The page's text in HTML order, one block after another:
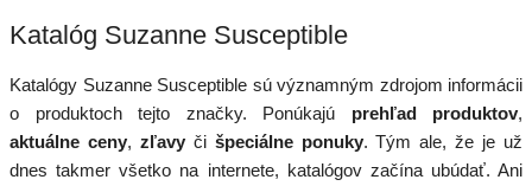
Katalóg Suzanne Susceptible
Katalógy Suzanne Susceptible sú významným zdrojom informácii
o produktoch tejto značky. Ponúkajú prehľad produktov,
aktuálne ceny, zľavyči špeciálne ponuky. Tým ale, že je už
dnes takmer všetko na internete, katalógov začína ubúdať. Ani